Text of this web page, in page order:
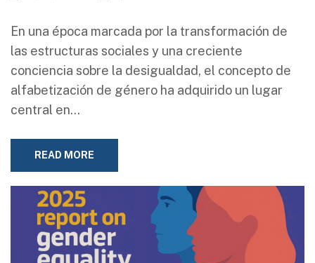
En una época marcada por la transformación de
las estructuras sociales y una creciente
conciencia sobre la desigualdad, el concepto de
alfabetización de género ha adquirido un lugar
central en…
READ MORE